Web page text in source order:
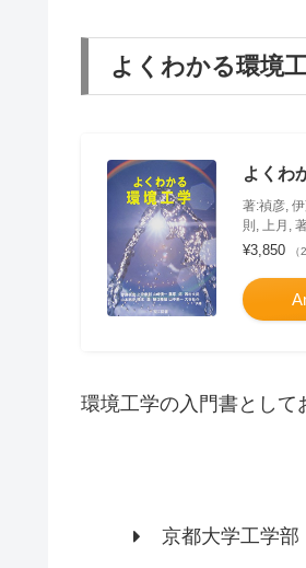
よくわかる環境
よくわ
著:禎彦,
則, 上月,
¥3,850
環境工学の入門書として
京都大学工学部